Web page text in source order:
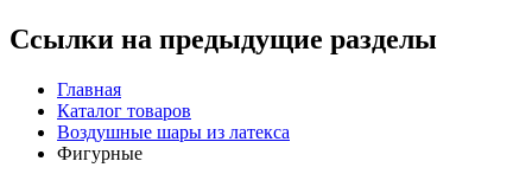
Ссылки на предыдущие разделы
Главная
Каталог товаров
Воздушные шары из латекса
Фигурные